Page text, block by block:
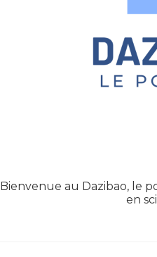
Bienvenue au Dazibao, le
en